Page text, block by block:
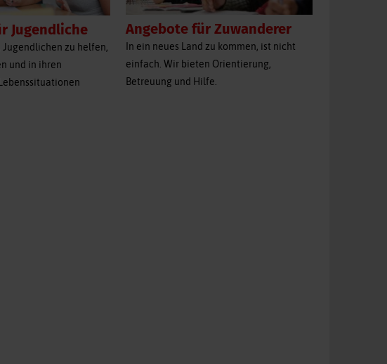
Jugendliche
Jugendlichen zu helfen,
und in ihren
Angebote für Zuwanderer
In ein neues Land zu kommen, ist nicht
einfach. Wir bieten Orientierung,
Betreuung und Hilfe.